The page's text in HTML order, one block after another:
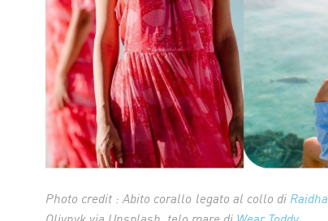
Photo credit : Abito corallo legato al collo di